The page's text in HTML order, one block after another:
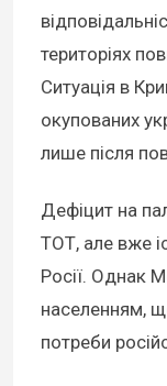
територіях
Ситуація в
окупованих
лише після
Дефіцит на
ТОТ, але вже
Росії. Однак
населенням,
потреби